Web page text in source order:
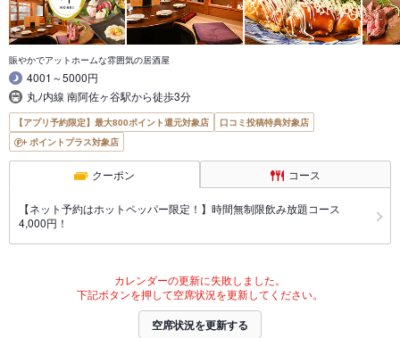
賑やかでアットホームな雰囲気の居酒屋
4001～5000円
丸ﾉ内線 南阿佐ヶ谷駅から徒歩3分
【アプリ予約限定】最大800ポイント還元対象店
口コミ投稿特典対象店
ポイントプラス対象店
クーポン コース
【ネット予約はホットペッパー限定！】時間無制限飲み放題コース
4,000円！
カレンダーの更新に失敗しました。
下記ボタンを押して空席状況を更新してください。
空席状況を更新する